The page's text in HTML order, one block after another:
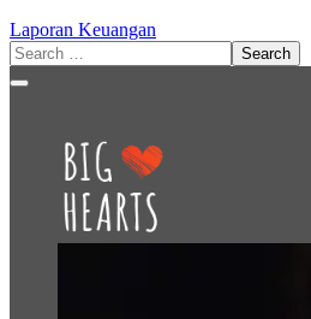
Laporan Keuangan